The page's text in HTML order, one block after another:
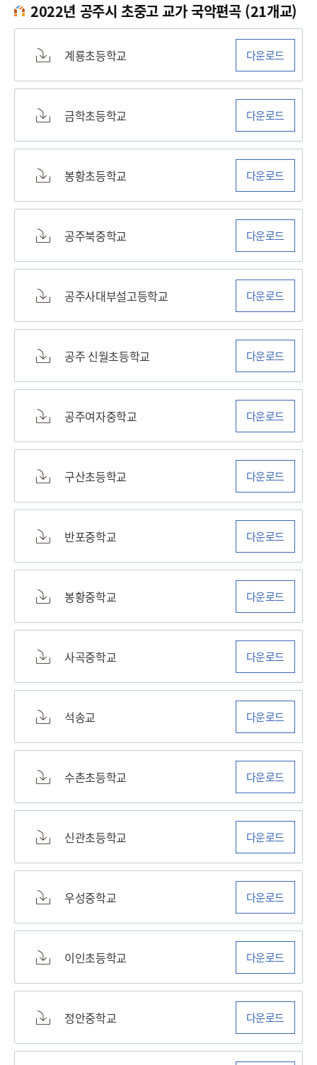
2022년 공주시 초중고 교가 국악편곡 (21개교)
계룡초등학교 다운로드
금학초등학교 다운로드
봉황초등학교 다운로드
공주북중학교 다운로드
공주사대부설고등학교 다운로드
공주 신월초등학교 다운로드
공주여자중학교 다운로드
구산초등학교 다운로드
반포중학교 다운로드
봉황중학교 다운로드
사곡중학교 다운로드
석송교 다운로드
수촌초등학교 다운로드
신관초등학교 다운로드
우성중학교 다운로드
이인초등학교 다운로드
정안중학교 다운로드